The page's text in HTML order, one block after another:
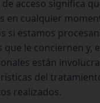
de acceso significa
en cualquier
si estamos
que le conciernen y,
están
del
realizados.